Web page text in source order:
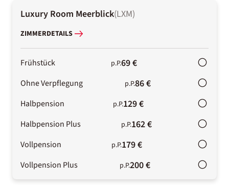
Luxury Room Meerblick(LXM)
ZIMMERDETAILS
Frühstück p.P.69 €
Ohne Verpflegung p.P.86 €
Halbpension p.P.129 €
Halbpension Plus p.P.162 €
Vollpension p.P.179 €
Vollpension Plus p.P.200 €